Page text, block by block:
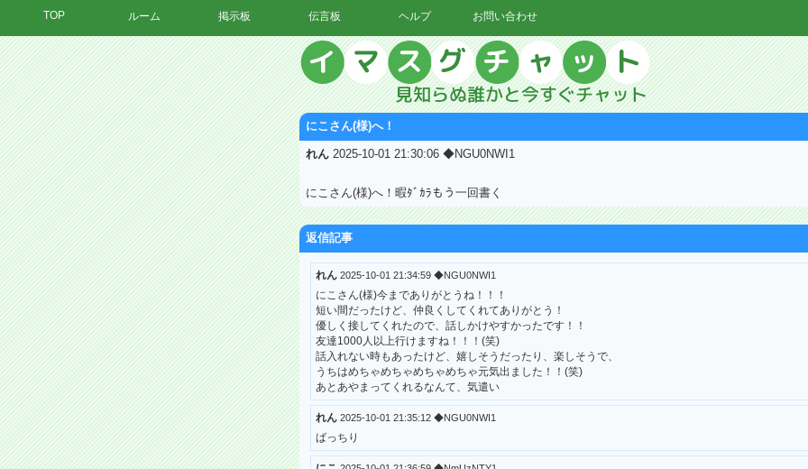
TOP ルーム 掲示板 伝言板 ヘルプ お問い合わせ
にこさん(様)へ！
れん 2025-10-01 21:30:06 ◆NGU0NWI1
にこさん(様)へ！暇ﾀﾞｶﾗもう一回書く
返信記事
れん 2025-10-01 21:34:59 ◆NGU0NWI1
にこさん(様)今までありがとうね！！！
短い間だったけど、仲良くしてくれてありがとう！
優しく接してくれたので、話しかけやすかったです！！
友達1000人以上行けますね！！！(笑)
話入れない時もあったけど、嬉しそうだったり、楽しそうで、
うちはめちゃめちゃめちゃめちゃ元気出ました！！(笑)
あとあやまってくれるなんて、気遣い
れん 2025-10-01 21:35:12 ◆NGU0NWI1
ばっちり